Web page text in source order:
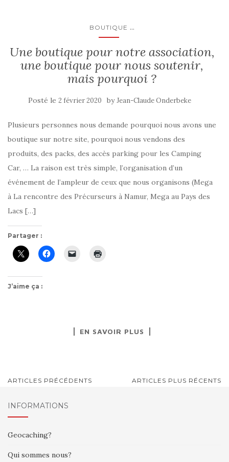
BOUTIQUE ...
Une boutique pour notre association,
une boutique pour nous soutenir,
mais pourquoi ?
Posté le 2 février 2020 byJean-Claude Onderbeke
Plusieurs personnes nous demande pourquoi nous avons une
boutique sur notre site, pourquoi nous vendons des
produits, des packs, des accès parking pour les Camping
Car, … La raison est très simple, l’organisation d’un
événement de l’ampleur de ceux que nous organisons (Mega
à La rencontre des Précurseurs à Namur, Mega au Pays des
Lacs […]
Partager :
J’aime ça :
EN SAVOIR PLUS
NAVIGATION
SEIN
DES
ARTICLES
ARTICLES PRÉCÉDENTS ARTICLES PLUS RÉCENTS
INFORMATIONS
Geocaching?
Qui sommes nous?